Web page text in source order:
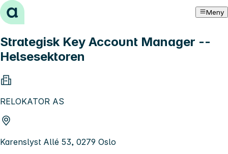
Hopp til innhold Meny
Strategisk Key Account Manager --
Helsesektoren
RELOKATOR AS
Karenslyst Allé 53, 0279 Oslo